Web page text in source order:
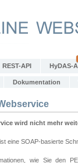
REST-API HyDAS-
Dokumentation
wird nicht mehr
eine SOAP-basierte
wie Sie den